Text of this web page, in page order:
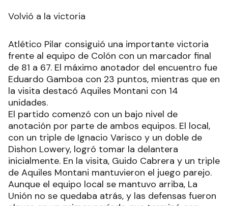
bajar la diferencia entre ambos. La sequía
tres minutos del cierre del parcial en manos de
Rafael Rosende y Núñez para volver a la
diferencia de doble dígito. La Academia cerró
mejor el parcial y entró al telón final arriba por
66-49.
El último cuarto tuvo a Caire y Rosende en el
golpe por golpe anotador, ya sea para tratar de
bajar la diferencia o aumentar. Los dueños de
casa hicieron los deberes. Mantuvieron la ventaja
y le dieron descanso a los experimentados. Fue
victoria de la Academia por 85-68.
Volvió a la victoria